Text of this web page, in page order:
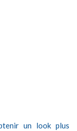
un look plus